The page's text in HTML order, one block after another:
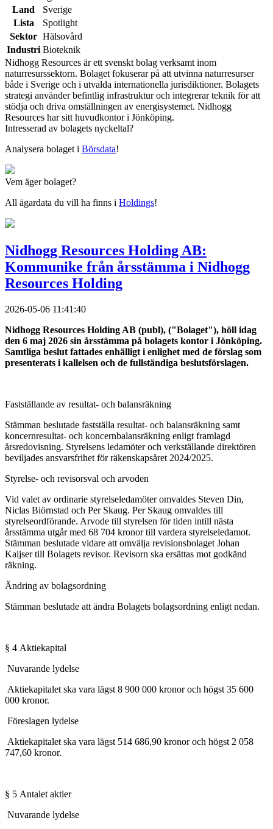
Land
Sverige
Lista
Spotlight
Sektor Hälsovård
Industri Bioteknik
Nidhogg Resources är ett svenskt bolag verksamt inom
naturresurssektorn. Bolaget fokuserar på att utvinna naturresurser
både i Sverige och i utvalda internationella jurisdiktioner. Bolagets
strategi använder befintlig infrastruktur och integrerar teknik för att
stödja och driva omställningen av energisystemet. Nidhogg
Resources har sitt huvudkontor i Jönköping.
Intresserad av bolagets nyckeltal?
Analysera bolaget i Börsdata!
Vem äger bolaget?
All ägardata du vill ha finns i Holdings!
Nidhogg Resources Holding AB:
Kommunike från årsstämma i Nidhogg
Resources Holding
2026-05-06 11:41:40
Nidhogg Resources Holding AB (publ), ("Bolaget"), höll idag
den 6 maj 2026 sin årsstämma på bolagets kontor i Jönköping.
Samtliga beslut fattades enhälligt i enlighet med de förslag som
presenterats i kallelsen och de fullständiga beslutsförslagen.
Fastställande av resultat- och balansräkning
Stämman beslutade fastställa resultat- och balansräkning samt
koncernresultat- och koncernbalansräkning enligt framlagd
årsredovisning. Styrelsens ledamöter och verkställande direktören
beviljades ansvarsfrihet för räkenskapsåret 2024/2025.
Styrelse- och revisorsval och arvoden
Vid valet av ordinarie styrelseledamöter omvaldes Steven Din,
Niclas Biörnstad och Per Skaug. Per Skaug omvaldes till
styrelseordförande. Arvode till styrelsen för tiden intill nästa
årsstämma utgår med 68 704 kronor till vardera styrelseledamot.
Stämman beslutade vidare att omvälja revisionsbolaget Johan
Kaijser till Bolagets revisor. Revisorn ska ersättas mot godkänd
räkning.
Ändring av bolagsordning
Stämman beslutade att ändra Bolagets bolagsordning enligt nedan.
§ 4 Aktiekapital
Nuvarande lydelse
Aktiekapitalet ska vara lägst 8 900 000 kronor och högst 35 600
000 kronor.
Föreslagen lydelse
Aktiekapitalet ska vara lägst 514 686,90 kronor och högst 2 058
747,60 kronor.
§ 5 Antalet aktier
Nuvarande lydelse